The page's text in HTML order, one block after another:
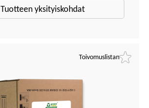
Tuotteen yksityiskohdat
Toivomuslistan